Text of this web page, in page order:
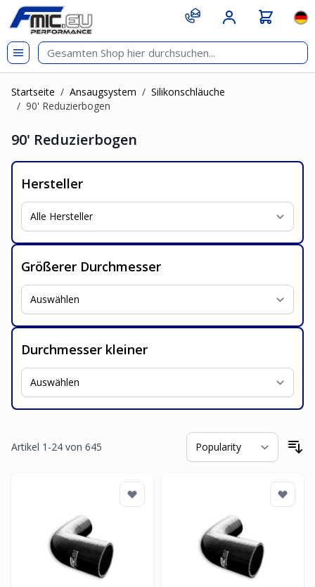
Zum Inhalt springen
git s
Startseite / Ansaugsystem / Silikonschläuche
/ 90' Reduzierbogen
90' Reduzierbogen
Hersteller
Größerer Durchmesser
Durchmesser kleiner
Artikel 1 -24 von 645